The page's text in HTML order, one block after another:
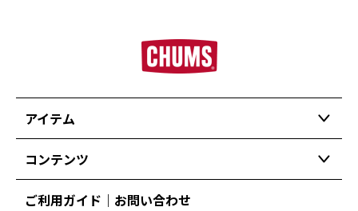
アイテム
コンテンツ
ご利用ガイド｜お問い合わせ